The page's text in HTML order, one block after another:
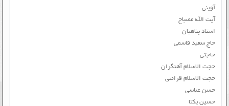
آوینی
آیت الله مصباح
استاد پناهیان
حاج سعید قاسمی
حاجتی
حجت الاسلام آهنگران
حجت الاسلام قرائتی
حسن عباسی
حسین یکتا